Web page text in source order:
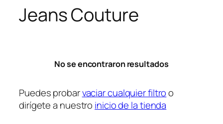
Jeans Couture
No se encontraron resultados
Puedes probarvaciar cualquier filtroo
dirígete a nuestro inicio de la tienda